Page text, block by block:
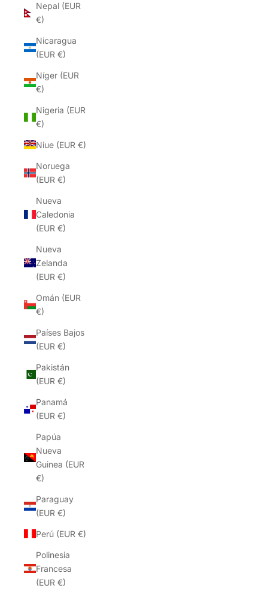
Nepal (EUR
€)
Nicaragua
(EUR €)
Níger (EUR
€)
Nigeria (EUR
€)
Niue (EUR €)
Noruega
(EUR €)
Nueva
Caledonia
(EUR €)
Nueva
Zelanda
(EUR €)
Omán (EUR
€)
Países Bajos
(EUR €)
Pakistán
(EUR €)
Panamá
(EUR €)
Papúa
Nueva
Guinea (EUR
€)
Paraguay
(EUR €)
Perú (EUR €)
Polinesia
Francesa
(EUR €)